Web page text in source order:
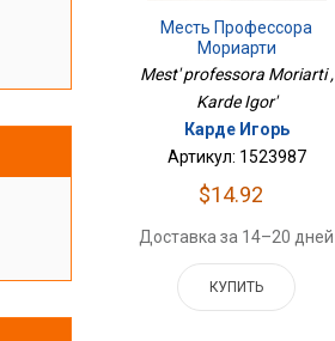
Месть Профессора
Мориарти
Mest' professora Moriarti ,
Karde Igor'
Карде Игорь
Артикул: 1523987
$14.92
Доставка за 14–20 дней
КУПИТЬ